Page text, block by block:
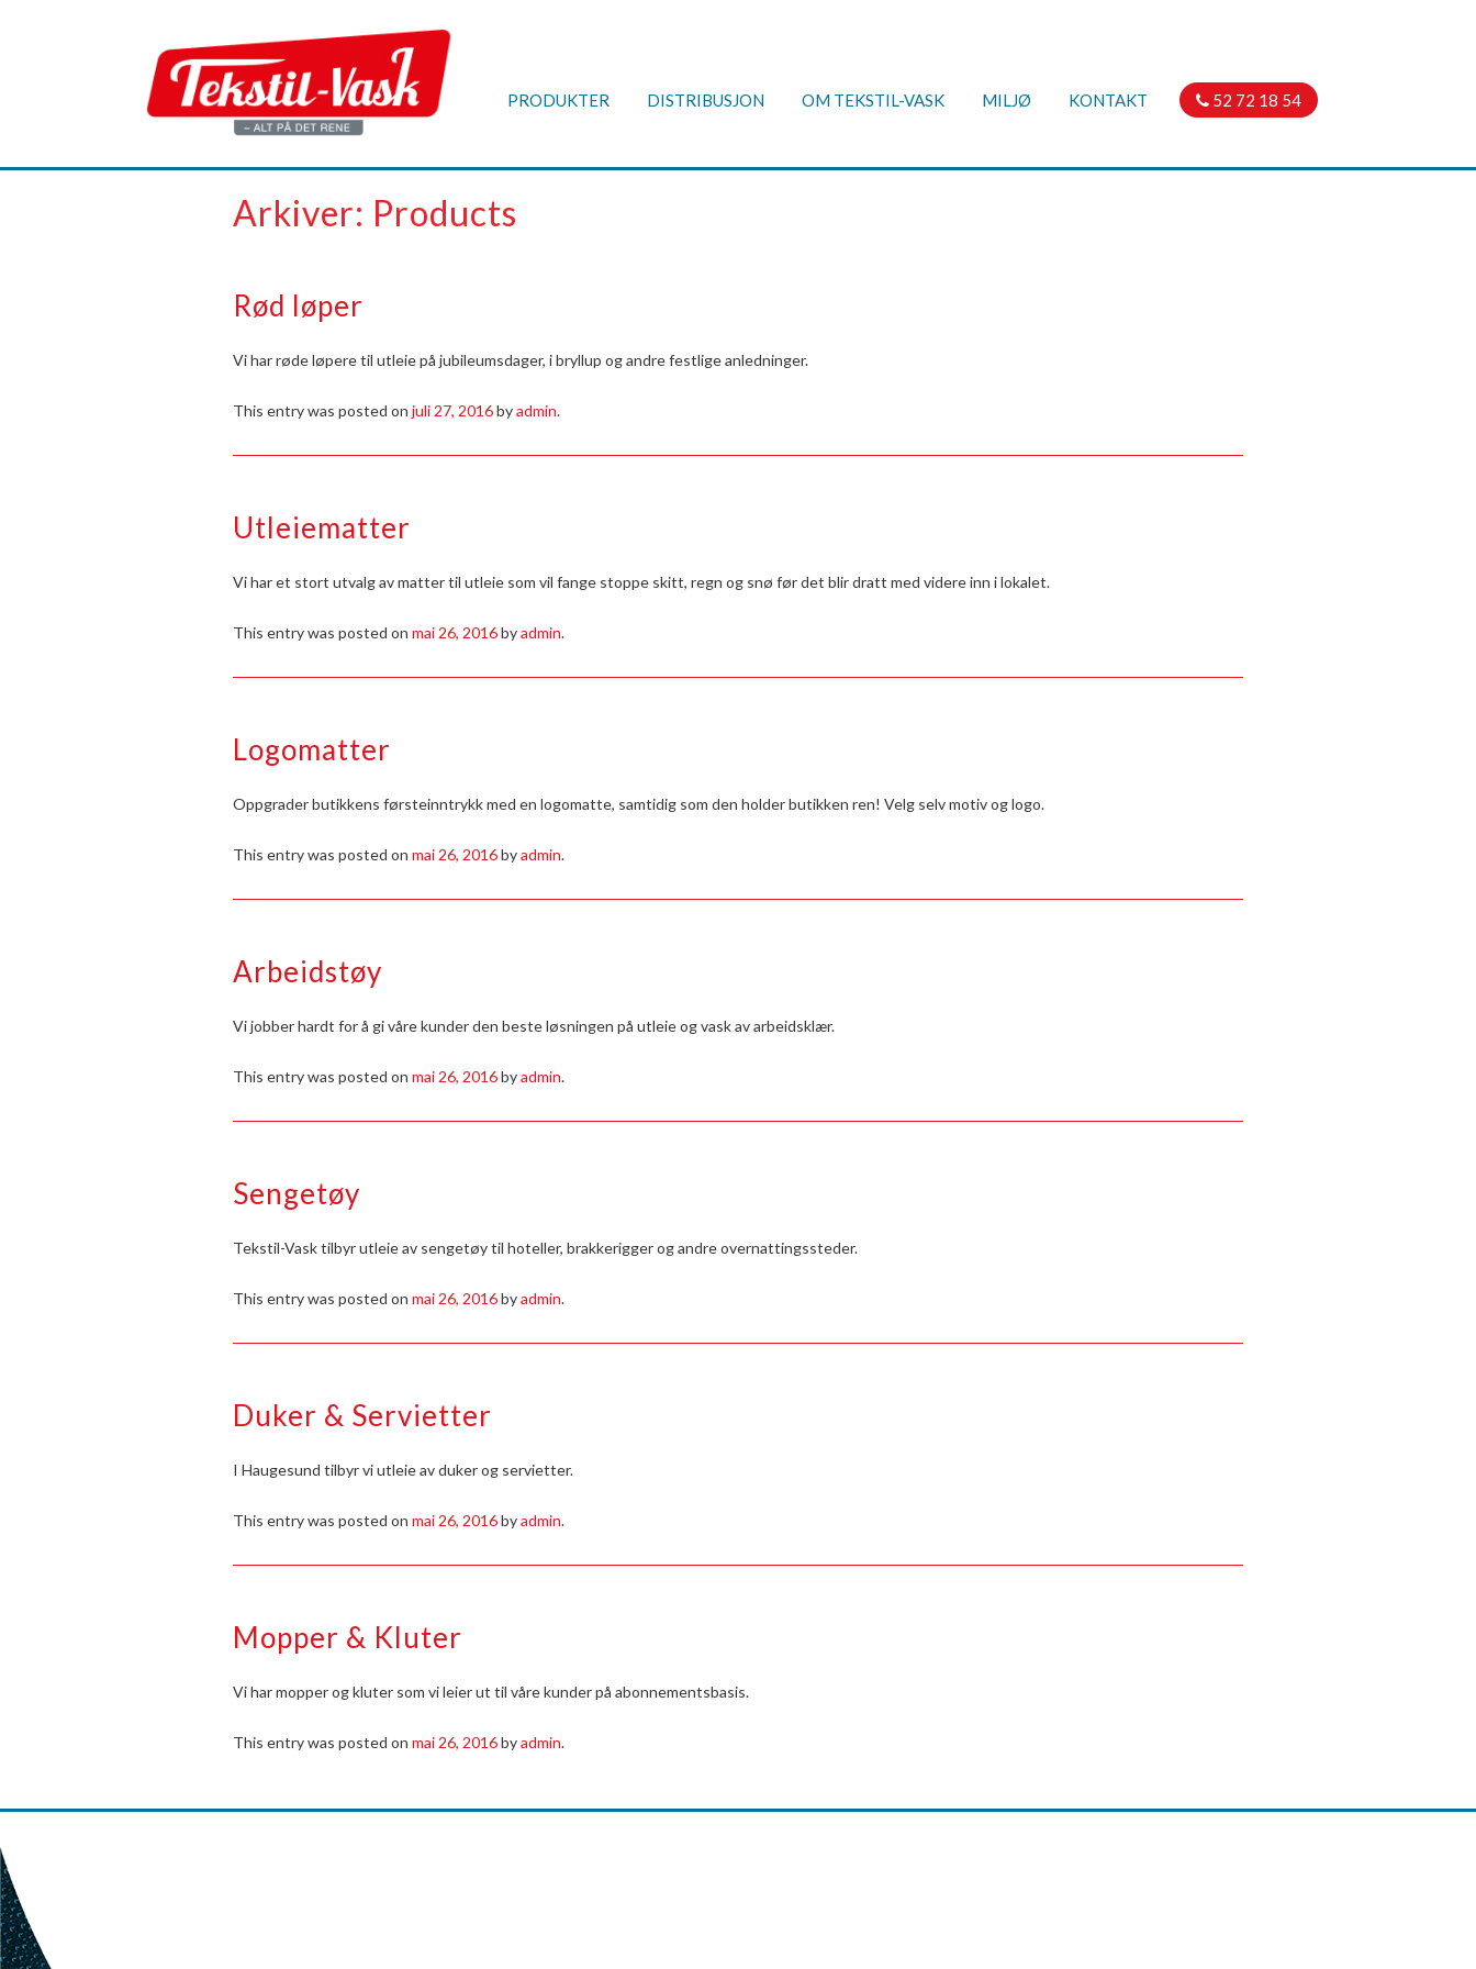
PRODUKTER DISTRIBUSJON OM TEKSTIL-VASK MILJØ KONTAKT 52 72 18 54
Arkiver: Products
Rød løper
Vi har røde løpere til utleie på jubileumsdager, i bryllup og andre festlige anledninger.
This entry was posted on juli 27, 2016byadmin.
Utleiematter
Vi har et stort utvalg av matter til utleie som vil fange stoppe skitt, regn og snø før det blir dratt med videre inn i lokalet.
This entry was posted on mai 26, 2016byadmin.
Logomatter
Oppgrader butikkens førsteinntrykk med en logomatte, samtidig som den holder butikken ren! Velg selv motiv og logo.
This entry was posted on mai 26, 2016byadmin.
Arbeidstøy
Vi jobber hardt for å gi våre kunder den beste løsningen på utleie og vask av arbeidsklær.
This entry was posted on mai 26, 2016byadmin.
Sengetøy
Tekstil-Vask tilbyr utleie av sengetøy til hoteller, brakkerigger og andre overnattingssteder.
This entry was posted on mai 26, 2016byadmin.
Duker & Servietter
I Haugesund tilbyr vi utleie av duker og servietter.
This entry was posted on mai 26, 2016byadmin.
Mopper & Kluter
Vi har mopper og kluter som vi leier ut til våre kunder på abonnementsbasis.
This entry was posted on mai 26, 2016byadmin.